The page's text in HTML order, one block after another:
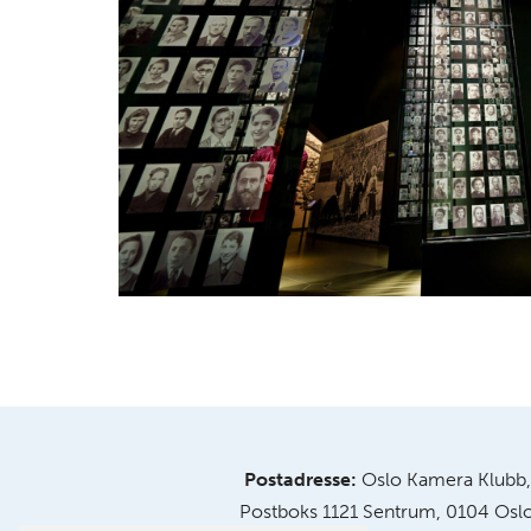
Postadresse: Oslo Kamera Klubb,
Postboks 1121 Sentrum, 0104